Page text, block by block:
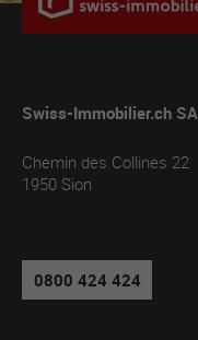
Swiss-Immobilier.ch SA
Chemin des Collines 22
1950 Sion
0800 424 424